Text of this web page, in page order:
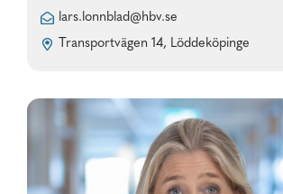
lars.lonnblad@hbv.se
Transportvägen 14, Löddeköpinge